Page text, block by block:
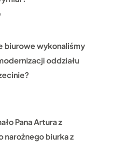
biurowe wykonaliśmy
oddziału
Pana Artura z
narożnego biurka z